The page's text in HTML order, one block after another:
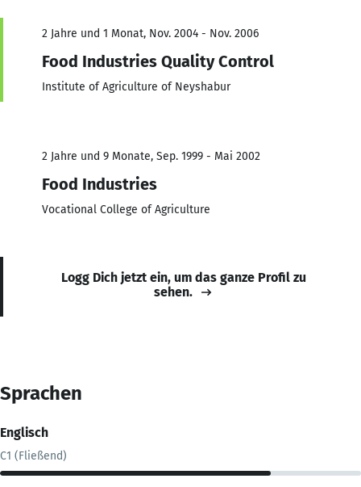
2 Jahre und 1 Monat, Nov. 2004 - Nov. 2006
Food Industries Quality Control
Institute of Agriculture of Neyshabur
2 Jahre und 9 Monate, Sep. 1999 - Mai 2002
Food Industries
Vocational College of Agriculture
Logg Dich jetzt ein, um das ganze Profil zu
sehen.
Sprachen
Englisch
C1 (Fließend)